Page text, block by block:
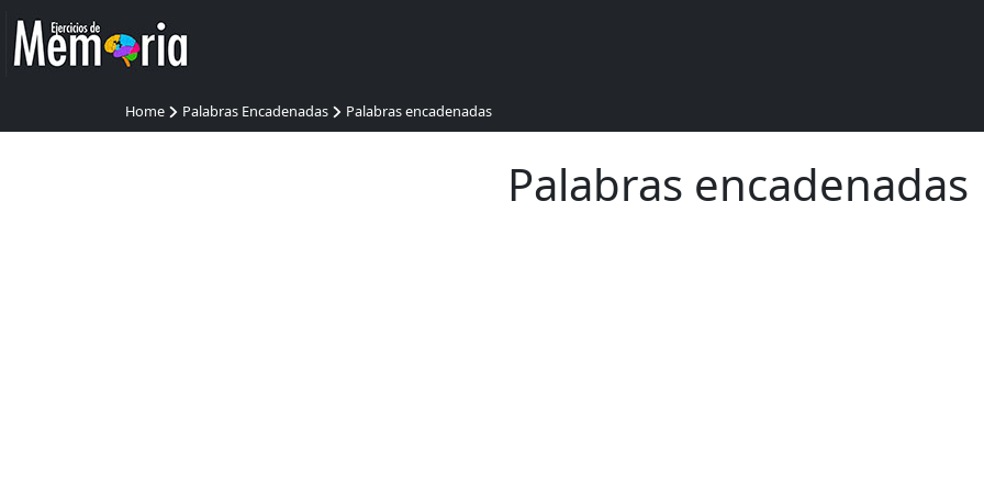
Home Palabras Encadenadas Palabras encadenadas
Palabras encadenadas